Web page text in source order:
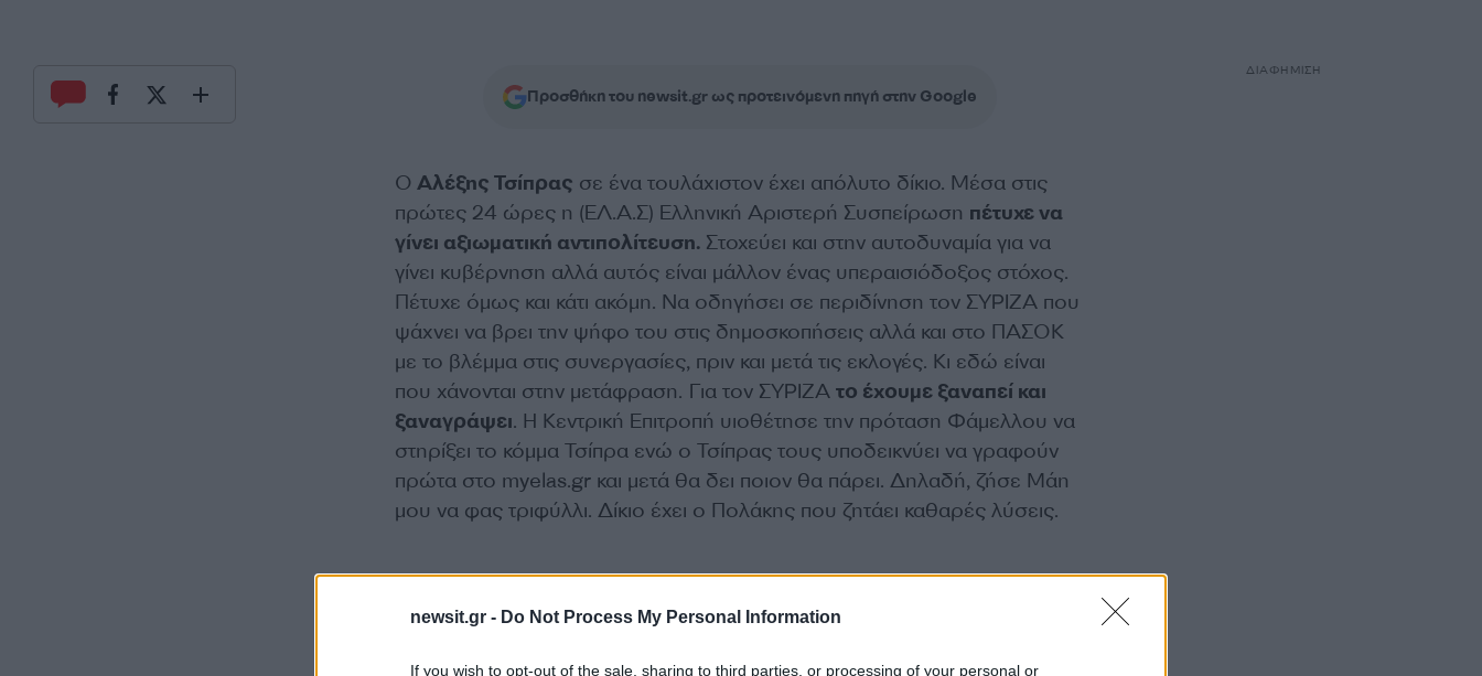
newsit.gr - Do Not Process My Personal Information
If you wish to opt-out of the sale, sharing to third parties, or processing of your personal or
Προσθήκη του newsit.gr ως προτεινόμενη πηγή στην Google
Ο Αλέξης Τσίπρας σε ένα τουλάχιστον έχει απόλυτο δίκιο. Μέσα στις
πρώτες 24 ώρες η (ΕΛ.Α.Σ) Ελληνική Αριστερή Συσπείρωση πέτυχε να
γίνει αξιωματική αντιπολίτευση. Στοχεύει και στην αυτοδυναμία για να
γίνει κυβέρνηση αλλά αυτός είναι μάλλον ένας υπεραισιόδοξος στόχος.
Πέτυχε όμως και κάτι ακόμη. Να οδηγήσει σε περιδίνηση τον ΣΥΡΙΖΑ που
ψάχνει να βρει την ψήφο του στις δημοσκοπήσεις αλλά και στο ΠΑΣΟΚ
με το βλέμμα στις συνεργασίες, πριν και μετά τις εκλογές. Κι εδώ είναι
που χάνονται στην μετάφραση. Για τον ΣΥΡΙΖΑ το έχουμε ξαναπεί και
ξαναγράψει. Η Κεντρική Επιτροπή υιοθέτησε την πρόταση Φάμελλου να
στηρίξει το κόμμα Τσίπρα ενώ ο Τσίπρας τους υποδεικνύει να γραφούν
πρώτα στο myelas.gr και μετά θα δει ποιον θα πάρει. Δηλαδή, ζήσε Μάη
μου να φας τριφύλλι. Δίκιο έχει ο Πολάκης που ζητάει καθαρές λύσεις.
ΔΙΑΦΗΜΙΣΗ